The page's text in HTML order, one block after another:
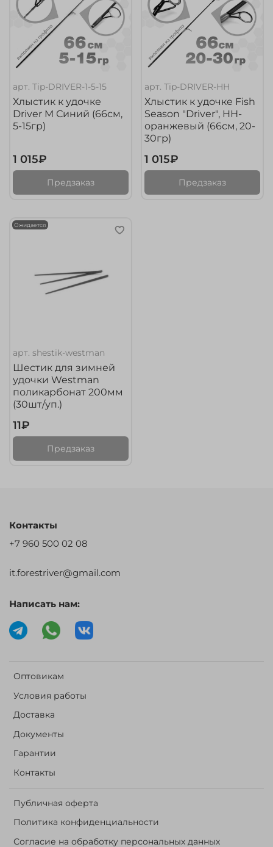
арт.Tip-DRIVER-1-5-15
Хлыстик к удочке
Driver M Синий (66см,
5-15гр)
1 015₽
Предзаказ
арт.Tip-DRIVER-HH
Хлыстик к удочке Fish
Season "Driver", HН-
оранжевый (66см, 20-
30гр)
1 015₽
Предзаказ
Ожидается
арт.shestik-westman
Шестик для зимней
удочки Westman
поликарбонат 200мм
(30шт/уп.)
11₽
Предзаказ
Оптовикам
Условия работы
Доставка
Документы
Гарантии
Контакты
Публичная оферта
Политика конфиденциальности
Согласие на обработку персональных данных
Контакты
+7 960 500 02 08
it.forestriver@gmail.com
Написать нам: